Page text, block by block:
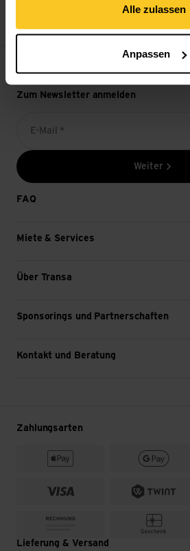
Alle zulassen
Anpassen
Zum Newsletter anmelden
E-Mail *
Weiter
FAQ
Miete & Services
Über Transa
Sponsorings und Partnerschaften
Kontakt und Beratung
Zahlungsarten
Lieferung & Versand